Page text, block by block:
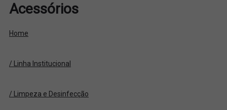
Acessórios
Home
/ Linha Institucional
/ Limpeza e Desinfecção